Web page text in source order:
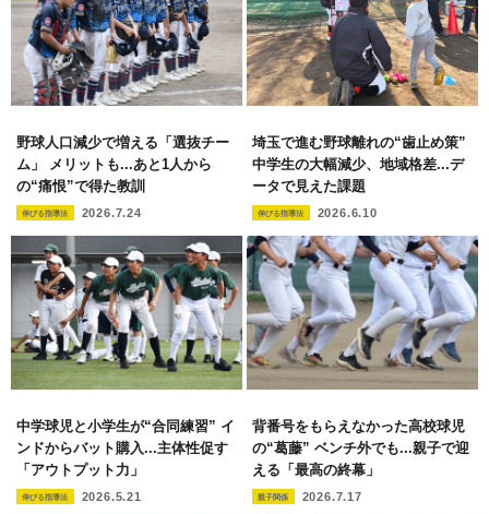
野球人口減少で増える「選抜チー
ム」 メリットも...あと1人から
の“痛恨”で得た教訓
伸びる指導法 2026.7.24
埼玉で進む野球離れの“歯止め策”
中学生の大幅減少、地域格差...デ
ータで見えた課題
伸びる指導法 2026.6.10
中学球児と小学生が“合同練習” イ
ンドからバット購入...主体性促す
「アウトプット力」
伸びる指導法 2026.5.21
背番号をもらえなかった高校球児
の“葛藤” ベンチ外でも...親子で迎
える「最高の終幕」
親子関係 2026.7.17